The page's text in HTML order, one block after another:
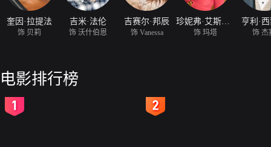
奎因·拉提法
饰 贝莉
吉米·法伦
饰 沃什伯恩
吉赛尔·邦辰
饰 Vanessa 饰 玛塔
亨利·
饰 杰
电影排行榜